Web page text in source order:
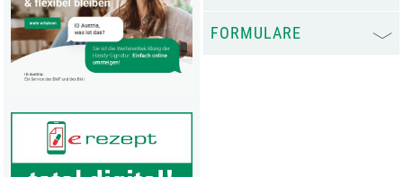
FORMULARE